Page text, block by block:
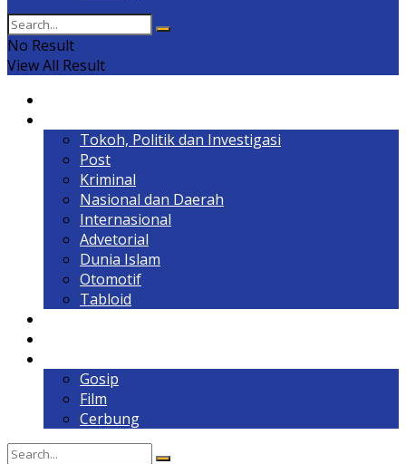
No Result
View All Result
Tokoh, Politik dan Investigasi
Post
Kriminal
Nasional dan Daerah
Internasional
Advetorial
Dunia Islam
Otomotif
Tabloid
Gosip
Film
Cerbung